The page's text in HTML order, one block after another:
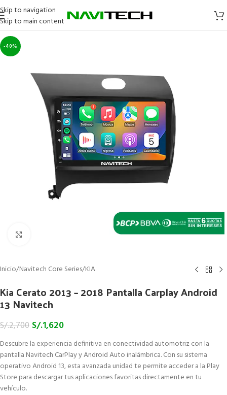
Skip to navigation
Skip to main content
-40%
Inicio/Navitech Core Series/KIA
Kia Cerato 2013 – 2018 Pantalla Carplay Android
13 Navitech
S/.2,700 S/.1,620
Descubre la experiencia definitiva en conectividad automotriz con la
pantalla Navitech CarPlay y Android Auto inalámbrica. Con su sistema
operativo Android 13, esta avanzada unidad te permite acceder a la Play
Store para descargar tus aplicaciones favoritas directamente en tu
vehículo.